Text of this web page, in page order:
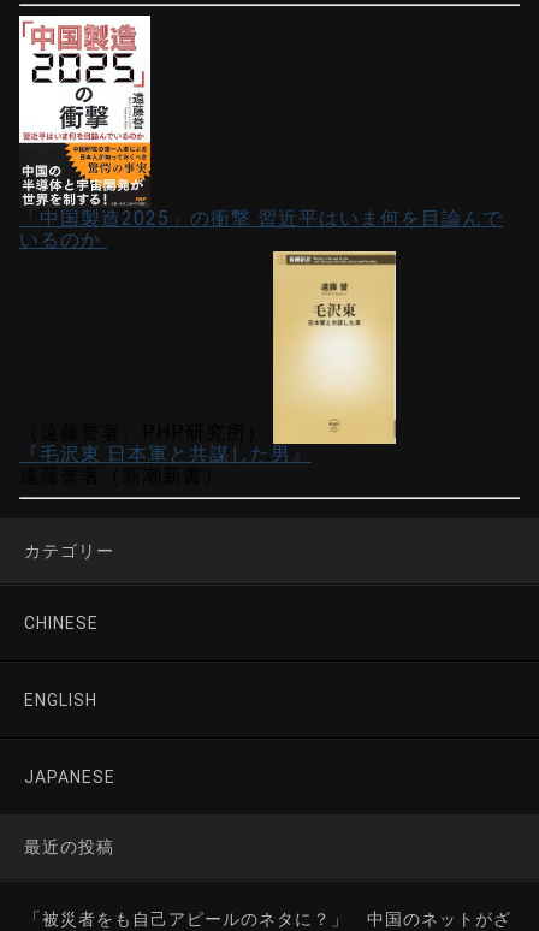
「中国製造2025」の衝撃 習近平はいま何を目論んで
いるのか
『毛沢東 日本軍と共謀した男』
カテゴリー
CHINESE
ENGLISH
JAPANESE
最近の投稿
「被災者をも自己アピールのネタに？」 中国のネットがざ